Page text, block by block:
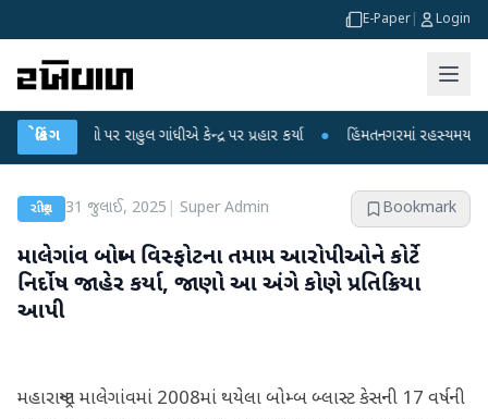
E-Paper Login
બ્રેકિંગ
પર રાહુલ ગાંધીએ કેન્દ્ર પર પ્રહાર કર્યા ● હિંમતનગરમાં રહસ્યમય વાયરસ કે
રાષ્ટ્રીય 31 જુલાઈ, 2025 Super Admin Bookmark
માલેગાંવ બોમ્બ વિસ્ફોટના તમામ આરોપીઓને કોર્ટે
નિર્દોષ જાહેર કર્યા, જાણો આ અંગે કોણે પ્રતિક્રિયા
આપી
મહારાષ્ટ્રના માલેગાંવમાં 2008માં થયેલા બોમ્બ બ્લાસ્ટ કેસની 17 વર્ષની